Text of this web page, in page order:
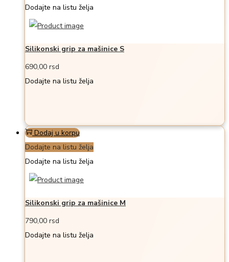
Dodajte na listu želja
Silikonski grip za mašinice S
690,00 rsd
Dodajte na listu želja
Dodaj u korpu
Dodajte na listu želja
Dodajte na listu želja
Silikonski grip za mašinice M
790,00 rsd
Dodajte na listu želja